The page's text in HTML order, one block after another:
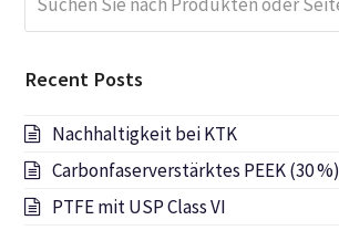
Sie
nach
oder
Recent Posts
Nachhaltigkeit bei KTK
Carbonfaserverstärktes PEEK (30 %)
PTFE mit USP Class VI